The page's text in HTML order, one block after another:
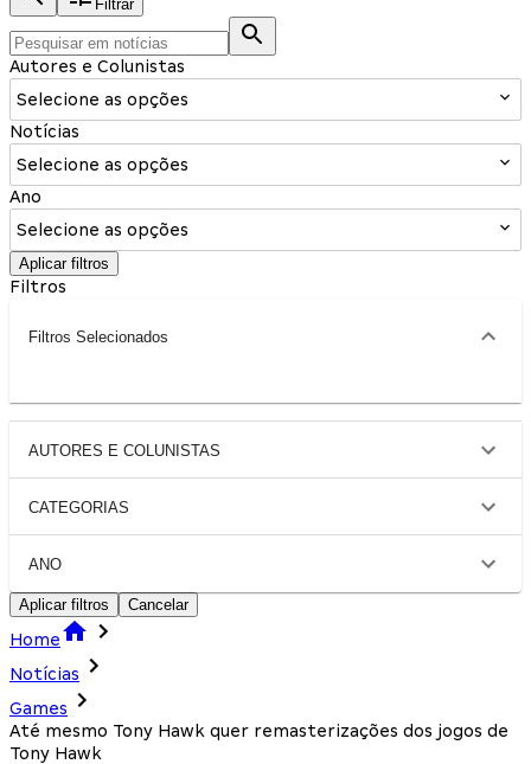
Filtrar
Autores e Colunistas
Selecione as opções
Notícias
Selecione as opções
Ano
Selecione as opções
Aplicar filtros
Filtros
Filtros Selecionados
AUTORES E COLUNISTAS
CATEGORIAS
ANO
Aplicar filtros Cancelar
Home
Notícias
Games
Até mesmo Tony Hawk quer remasterizações dos jogos de
Tony Hawk